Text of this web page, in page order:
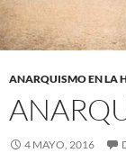
ANARQUISMO EN LA
4 MAYO, 2016